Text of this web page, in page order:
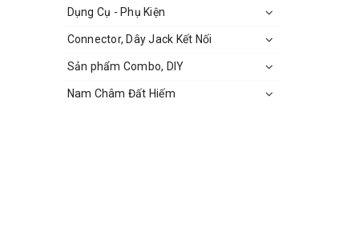
Dụng Cụ - Phụ Kiện
Connector, Dây Jack Kết Nối
Sản phẩm Combo, DIY
Nam Châm Đất Hiếm